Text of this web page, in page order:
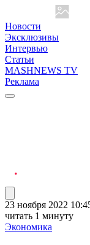
Новости
Эксклюзивы
Интервью
Статьи
MASHNEWS TV
Реклама
23 ноября 2022
читать 1 минуту
Экономика